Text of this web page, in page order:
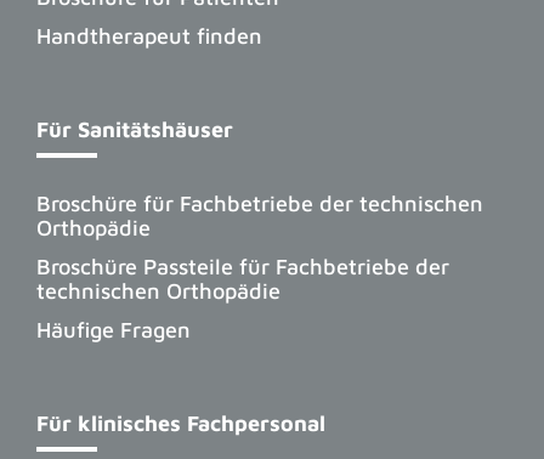
Handtherapeut finden
Für Sanitätshäuser
Broschüre für Fachbetriebe der technischen
Orthopädie
Broschüre Passteile für Fachbetriebe der
technischen Orthopädie
Häufige Fragen
Für klinisches Fachpersonal